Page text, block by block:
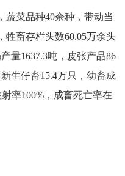
蔬菜品种40余种，带动当
牲畜存栏头数60.05万余头
量1637.3吨，皮张产品86
生仔畜15.4万只，幼畜成
率100%，成畜死亡率在